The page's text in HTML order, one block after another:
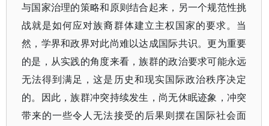
与国家治理的策略和原则结合起来，另一个规范性挑
战就是如何应对族裔群体建立主权国家的要求。当
然，学界和政界对此尚难以达成国际共识。更为重要
的是，从实践的角度来看，族群的政治要求可能永远
无法得到满足，这是历史和现实国际政治秩序决定
的。因此，族群冲突持续发生，尚无休眠迹象，冲突
带来的一些令人无法接受的后果则摆在国际社会面